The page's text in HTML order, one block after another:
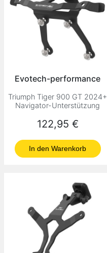
Evotech-performance
Triumph Tiger 900 GT 2024+
Navigator-Unterstützung
Preis
122,95 €
In den Warenkorb